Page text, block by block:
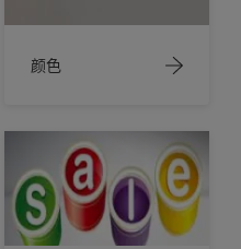
颜色